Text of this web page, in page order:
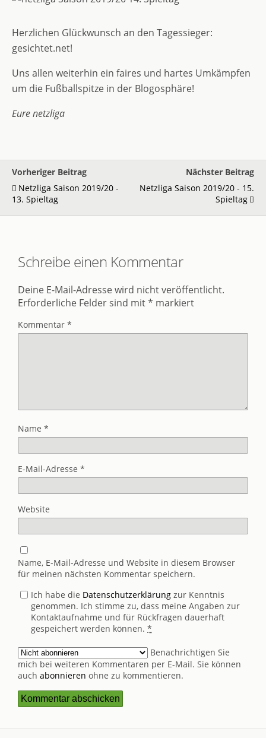
Herzlichen Glückwunsch an den Tagessieger:
gesichtet.net!
Uns allen weiterhin ein faires und hartes Umkämpfen
um die Fußballspitze in der Blogosphäre!
Eure netzliga
Vorheriger Beitrag
Netzliga Saison 2019/20 -
13. Spieltag
Nächster Beitrag
Netzliga Saison 2019/20 - 15.
Spieltag
Schreibe einen Kommentar
Deine E-Mail-Adresse wird nicht veröffentlicht.
Erforderliche Felder sind mit* markiert
Kommentar *
Name *
E-Mail-Adresse *
Website
Name, E-Mail-Adresse und Website in diesem Browser
für meinen nächsten Kommentar speichern.
Ich habe die Datenschutzerklärung zur Kenntnis
genommen. Ich stimme zu, dass meine Angaben zur
Kontaktaufnahme und für Rückfragen dauerhaft
gespeichert werden können. *
Benachrichtigen Sie
mich bei weiteren Kommentaren per E-Mail. Sie können
auch abonnieren ohne zu kommentieren.